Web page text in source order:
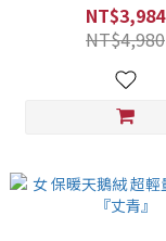
NT$3,984
NT$4,980